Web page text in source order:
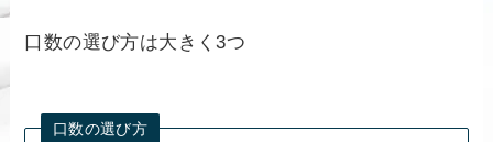
口数の選び方は大きく3つ
口数の選び方